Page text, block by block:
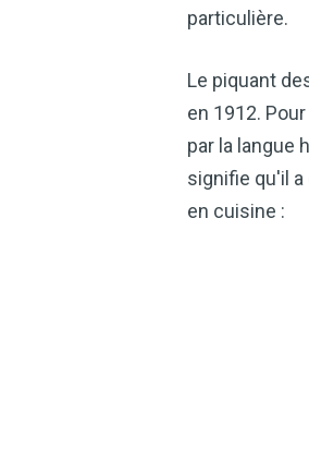
particulière.
Le piquant
en 1912.
par la langue
signifie qu'il
en cuisine :